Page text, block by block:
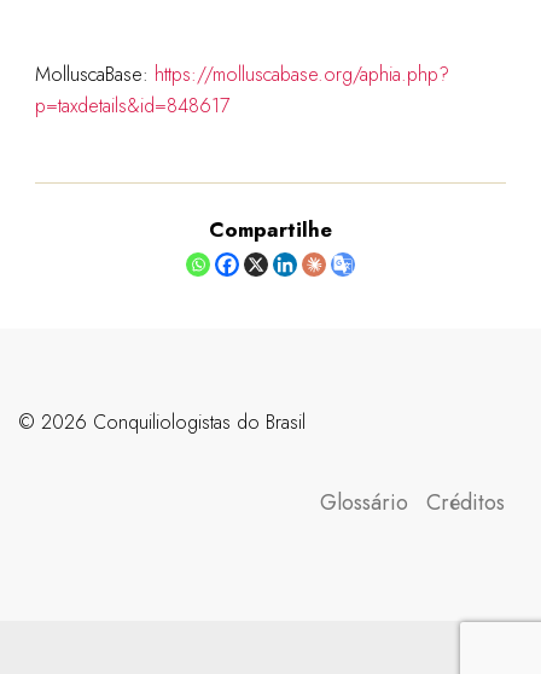
MolluscaBase: https://molluscabase.org/aphia.php?
p=taxdetails&id=848617
Compartilhe
©️ 2026 Conquiliologistas do Brasil
Glossário Créditos